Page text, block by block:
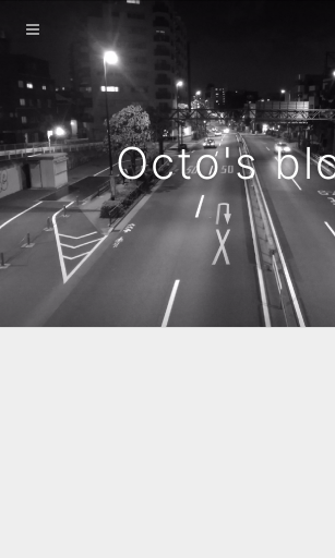
Octo's
Home
Archives